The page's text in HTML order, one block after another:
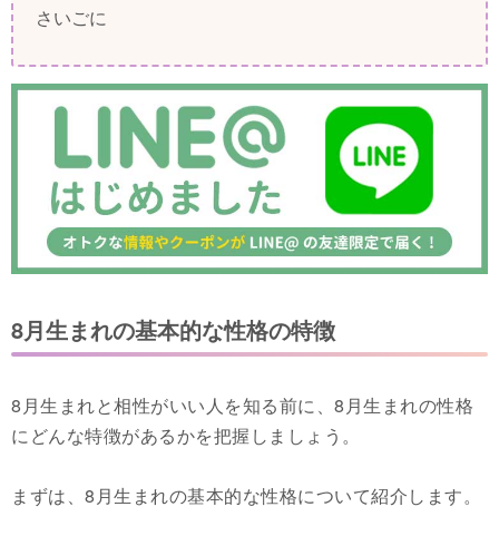
さいごに
8月生まれの基本的な性格の特徴
8月生まれと相性がいい人を知る前に、8月生まれの性格
にどんな特徴があるかを把握しましょう。
まずは、8月生まれの基本的な性格について紹介します。